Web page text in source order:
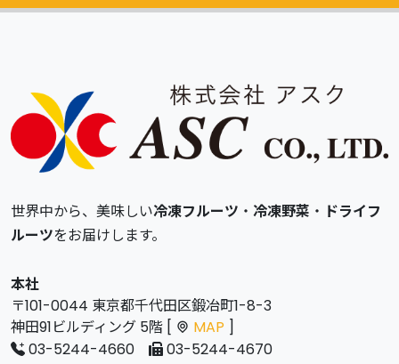
世界中から、美味しい冷凍フルーツ ・ 冷凍野菜 ・ ドライフ
ルーツをお届けします。
本社
〒101-0044 東京都千代田区鍛冶町1-8-3
神田91ビルディング 5階 [
MAP ]
03-5244-4660
03-5244-4670